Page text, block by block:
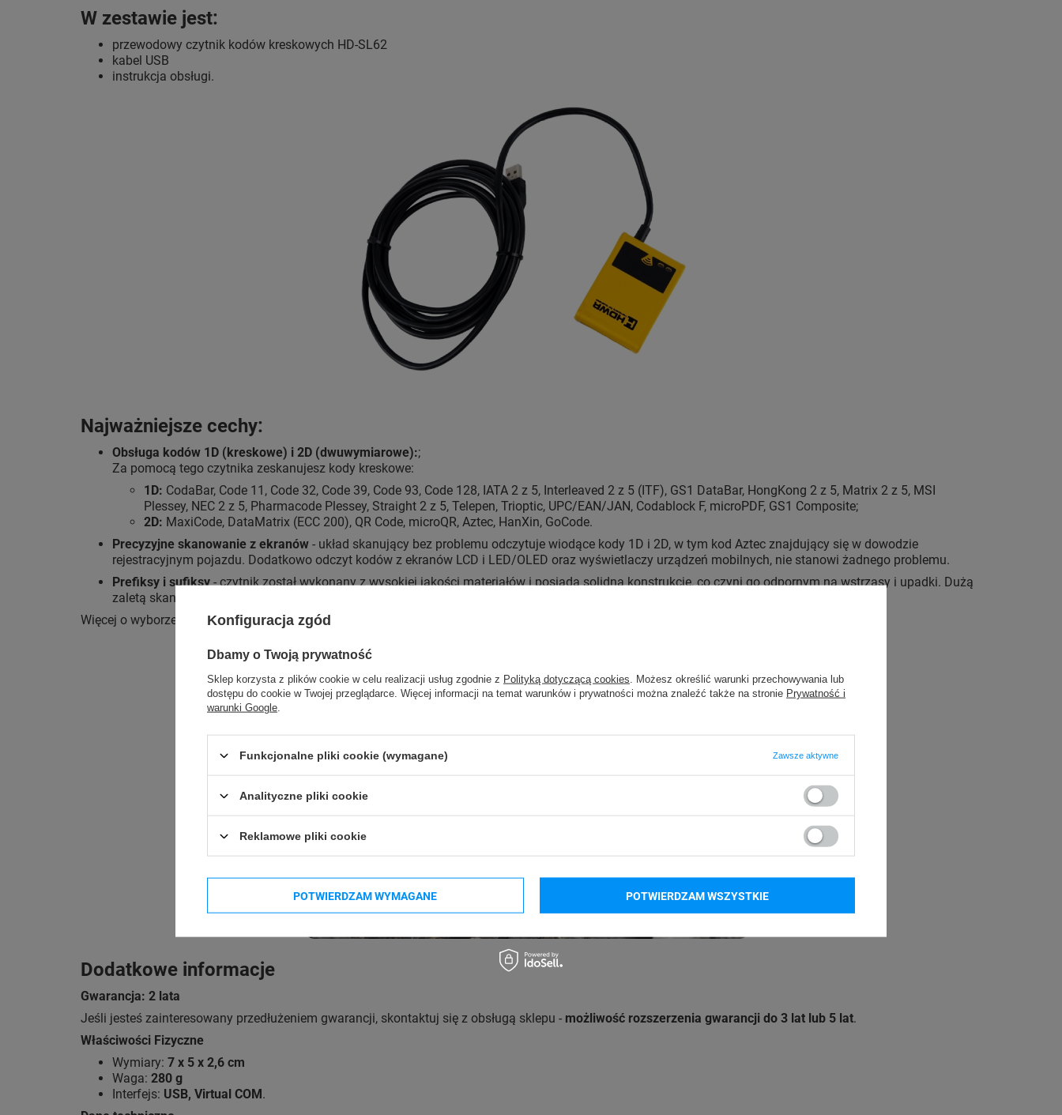
W zestawie jest:
przewodowy czytnik kodów kreskowych HD-SL62
kabel USB
instrukcja obsługi.
Najważniejsze cechy:
Obsługa kodów 1D (kreskowe) i 2D (dwuwymiarowe):;
Za pomocą tego czytnika zeskanujesz kody kreskowe:
1D: CodaBar, Code 11, Code 32, Code 39, Code 93, Code 128, IATA 2 z 5, Interleaved 2 z 5 (ITF), GS1 DataBar, HongKong 2 z 5, Matrix 2 z 5, MSI
Plessey, NEC 2 z 5, Pharmacode Plessey, Straight 2 z 5, Telepen, Trioptic, UPC/EAN/JAN, Codablock F, microPDF, GS1 Composite;
2D: MaxiCode, DataMatrix (ECC 200), QR Code, microQR, Aztec, HanXin, GoCode.
Precyzyjne skanowanie z ekranów - układ skanujący bez problemu odczytuje wiodące kody 1D i 2D, w tym kod Aztec znajdujący się w dowodzie
rejestracyjnym pojazdu. Dodatkowo odczyt kodów z ekranów LCD i LED/OLED oraz wyświetlaczy urządzeń mobilnych, nie stanowi żadnego problemu.
Prefiksy i sufiksy- czytnik został wykonany z wysokiej jakości materiałów i posiada solidną konstrukcję, co czyni go odpornym na wstrząsy i upadki. Dużą
zaletą skanera jest możliwość zaprogramowania prefiksu oraz sufiksu, w tym klawiszy funkcyjnych (F11, F9, F7 itd.).
Więcej o wyborze czytnika przeczytasz we wpisie blogowym
Dodatkowe informacje
Gwarancja: 2 lata
Jeśli jesteś zainteresowany przedłużeniem gwarancji, skontaktuj się z obsługą sklepu - możliwość rozszerzenia gwarancji do 3 lat lub 5 lat.
Właściwości Fizyczne
Wymiary: 7 x 5 x 2,6 cm
Waga: 280 g
Interfejs: USB, Virtual COM.
Konfiguracja zgód
Dbamy o Twoją prywatność
Sklep korzysta z plików cookie w celu realizacji usług zgodnie z Polityką dotyczącą cookies . Możesz określić warunki przechowywania lub
dostępu do cookie w Twojej przeglądarce. Więcej informacji na temat warunków i prywatności można znaleźć także na stronie Prywatność i
warunki Google
Funkcjonalne pliki cookie (wymagane) Zawsze aktywne
Analityczne pliki cookie
Reklamowe pliki cookie
POTWIERDZAM WYMAGANE POTWIERDZAM WSZYSTKIE